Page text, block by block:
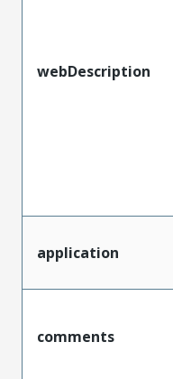
webDescription
application
comments